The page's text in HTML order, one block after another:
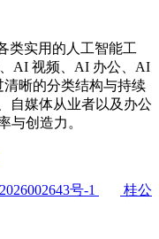
类实用的人工智能工
AI 视频、AI 办公、AI
晰的分类结构与持续
自媒体从业者以及办公
与创造力。
号-1
桂公